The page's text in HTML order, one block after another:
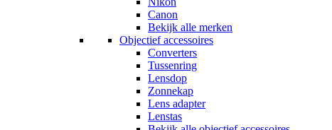
Canon
Bekijk alle merken
Objectief accessoires
Converters
Tussenring
Lensdop
Zonnekap
Lens adapter
Lenstas